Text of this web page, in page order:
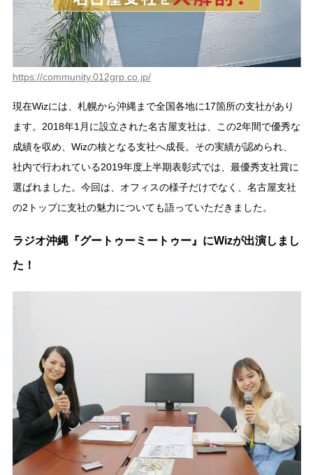
https://community.012grp.co.jp/
現在Wizには、札幌から沖縄まで全国各地に17箇所の支社があり
ます。2018年1月に設立された名古屋支社は、この2年間で優秀な
成績を収め、Wizの核となる支社へ成長。その実績が認められ、
社内で行われている2019年度上半期表彰式では、最優秀支社賞に
選ばれました。今回は、オフィスの様子だけでなく、名古屋支社
の2トップに支社の魅力についても語っていただきました。
ラジオ沖縄『グートゥーミートゥー』にWizが出演しまし
た！